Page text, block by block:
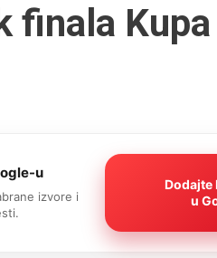
finala
u
izvore i
Dodajte
u